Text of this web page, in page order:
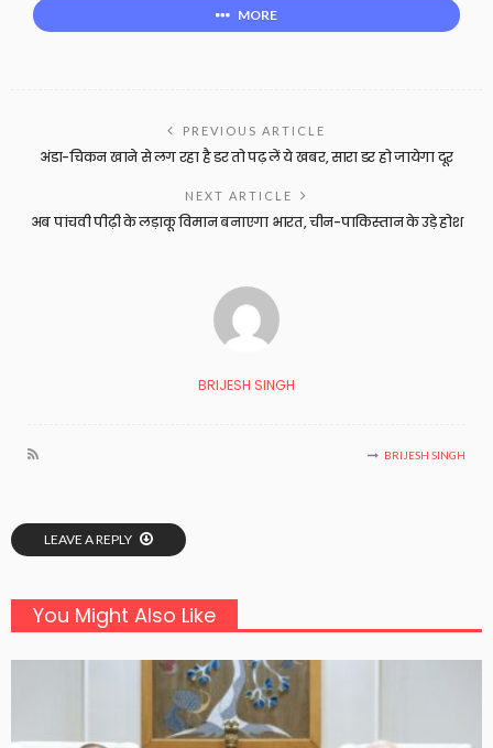
MORE
PREVIOUS ARTICLE
अंडा-चिकन खाने से लग रहा है डर तो पढ़ लें ये खबर, सारा डर हो जायेगा दूर
NEXT ARTICLE
अब पांचवी पीढ़ी के लड़ाकू विमान बनाएगा भारत, चीन-पाकिस्तान के उड़े होश
BRIJESH SINGH
BRIJESH SINGH
LEAVE A REPLY
You Might Also Like